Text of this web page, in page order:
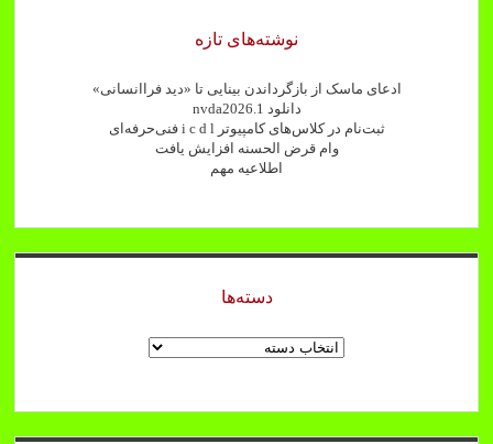
نوشته‌های تازه
ادعای ماسک از بازگرداندن بینایی تا «دید فراانسانی»
دانلود nvda2026.1
ثبت‌نام در کلاس‌های کامپیوتر i c d l فنی‌حرفه‌ای
وام قرض الحسنه افزایش یافت
اطلاعیه مهم
دسته‌ها
دسته‌ها